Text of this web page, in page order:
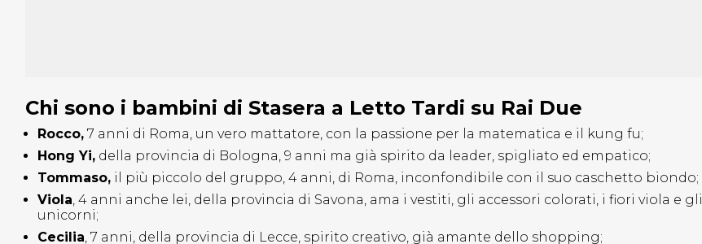
Chi sono i bambini di Stasera a Letto Tardi su Rai Due
Rocco, 7 anni di Roma, un vero mattatore, con la passione per la matematica e il kung fu;
Hong Yi, della provincia di Bologna, 9 anni ma già spirito da leader, spigliato ed empatico;
Tommaso, il più piccolo del gruppo, 4 anni, di Roma, inconfondibile con il suo caschetto biondo;
Viola , 4 anni anche lei, della provincia di Savona, ama i vestiti, gli accessori colorati, i fiori viola e gli
unicorni;
Cecilia , 7 anni, della provincia di Lecce, spirito creativo, già amante dello shopping;